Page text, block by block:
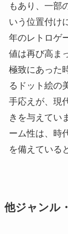
もあり、一部
いう位置付け
年のレトロゲ
値は再び高ま
極致にあった
るドット絵の
手応えが、現
きを与えてい
ーム性は、時
を備えている
他ジャンル